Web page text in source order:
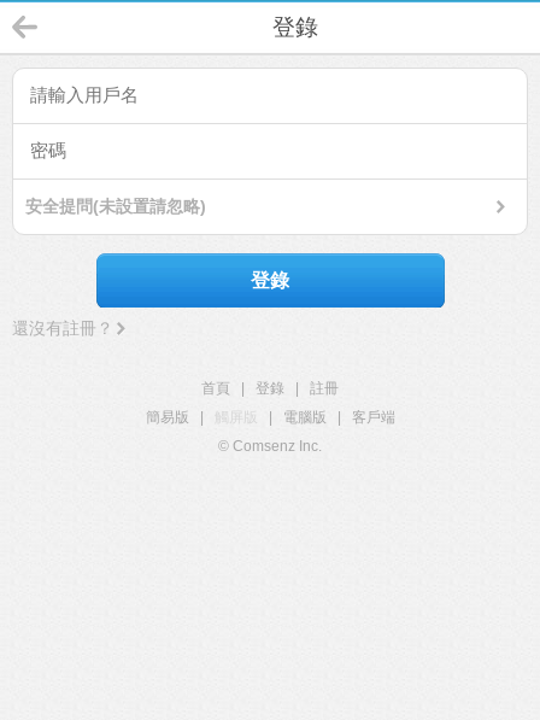
登錄
安全提問(未設置請忽略)
登錄
還沒有註冊？
首頁 登錄
註冊
簡易版
觸屏版 電腦版
客戶端
© Comsenz Inc.